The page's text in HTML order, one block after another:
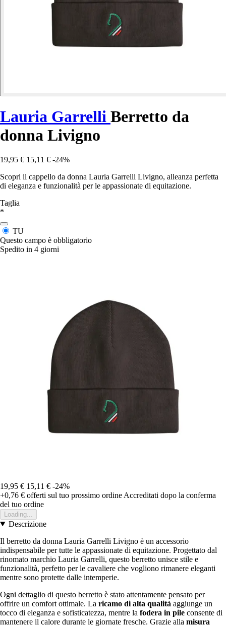
Lauria Garrelli Berretto da
donna Livigno
19,95 € 15,11 € -24%
Scopri il cappello da donna Lauria Garrelli Livigno, alleanza perfetta
di eleganza e funzionalità per le appassionate di equitazione.
Taglia
*
TU
Questo campo è obbligatorio
Spedito in 4 giorni
19,95 € 15,11 € -24%
+0,76 € offerti sul tuo prossimo ordine Accreditati dopo la conferma
del tuo ordine
Loading...
Descrizione
Il berretto da donna Lauria Garrelli Livigno è un accessorio
indispensabile per tutte le appassionate di equitazione. Progettato dal
rinomato marchio Lauria Garrelli, questo berretto unisce stile e
funzionalità, perfetto per le cavaliere che vogliono rimanere eleganti
mentre sono protette dalle intemperie.
Ogni dettaglio di questo berretto è stato attentamente pensato per
offrire un comfort ottimale. La ricamo di alta qualità aggiunge un
tocco di eleganza e sofisticatezza, mentre la fodera in pile consente di
mantenere il calore durante le giornate fresche. Grazie alla misura